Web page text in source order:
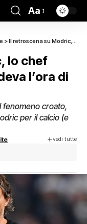
Aa
>Il retroscena su Modric, lo chef privato rivela: “Non vedeva l’ora di tornare”
lo chef
l’ora di
fenomeno croato,
per il calcio (e
vedi tutte